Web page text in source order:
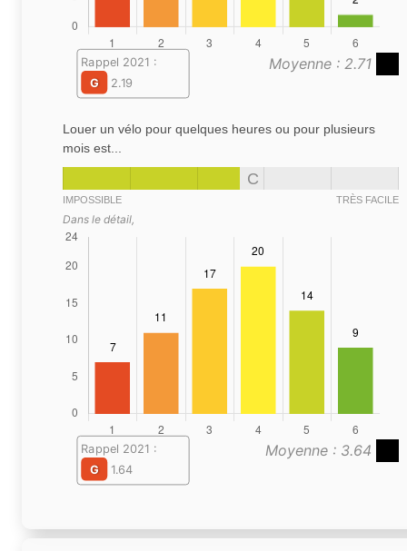
Moyenne : 2.71
Rappel 2021 :
G
2.19
Louer un vélo pour quelques heures ou pour plusieurs
mois est...
C
IMPOSSIBLE TRÈS FACILE
Dans le détail,
Moyenne : 3.64
Rappel 2021 :
G
1.64